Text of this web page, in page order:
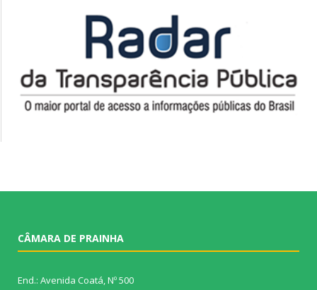
CÂMARA DE PRAINHA
End.: Avenida Coatá, Nº 500